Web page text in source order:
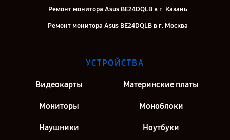
Ремонт монитора Asus BE24DQLB в г. Казань
Ремонт монитора Asus BE24DQLB в г. Москва
УСТРОЙСТВА
Видеокарты Материнские платы
Мониторы Моноблоки
Наушники Ноутбуки